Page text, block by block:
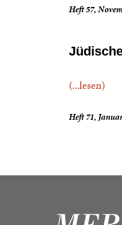
Heft 57,
(...lesen)
Heft 71,